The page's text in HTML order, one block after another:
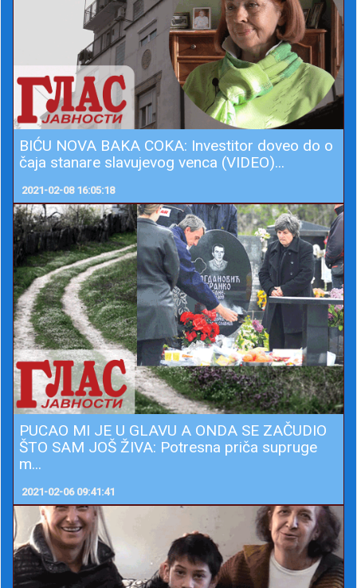
BIĆU NOVA BAKA COKA: Investitor doveo do o
čaja stanare slavujevog venca (VIDEO)...
2021-02-08 16:05:18
PUCAO MI JE U GLAVU A ONDA SE ZAČUDIO
ŠTO SAM JOŠ ŽIVA: Potresna priča supruge
m...
2021-02-06 09:41:41